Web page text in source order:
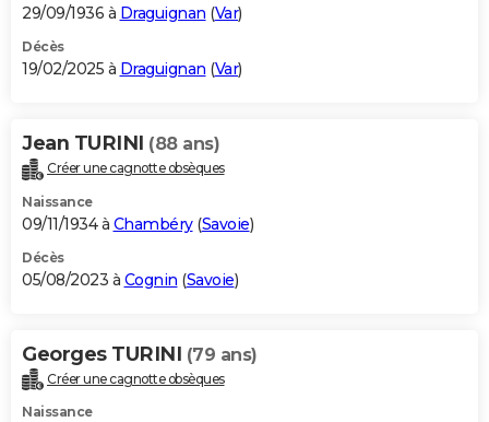
29/09/1936 à Draguignan (Var)
Décès
19/02/2025 à Draguignan (Var)
Jean TURINI (88 ans)
Créer une cagnotte obsèques
Naissance
09/11/1934 à Chambéry(Savoie)
Décès
05/08/2023 à Cognin (Savoie)
Georges TURINI (79 ans)
Créer une cagnotte obsèques
Naissance